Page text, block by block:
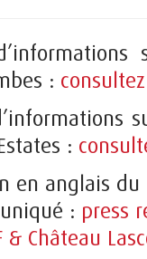
:
:
en anglais du
: press
& Château